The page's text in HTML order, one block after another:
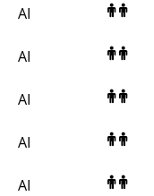
AI
AI
AI
AI
AI